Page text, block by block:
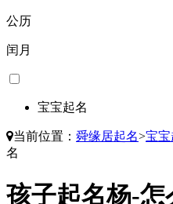
公历
闰月
宝宝起名
当前位置： 舜缘居起名>宝宝
名
孩子起名杨-怎